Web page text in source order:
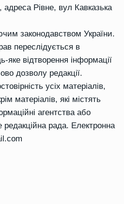
Рівне, вул Кавказька
законодавством України.
переслідується в
яке відтворення інформації
дозволу редакції.
усіх матеріалів,
матеріалів, які містять
агентства або
редакційна рада. Електронна